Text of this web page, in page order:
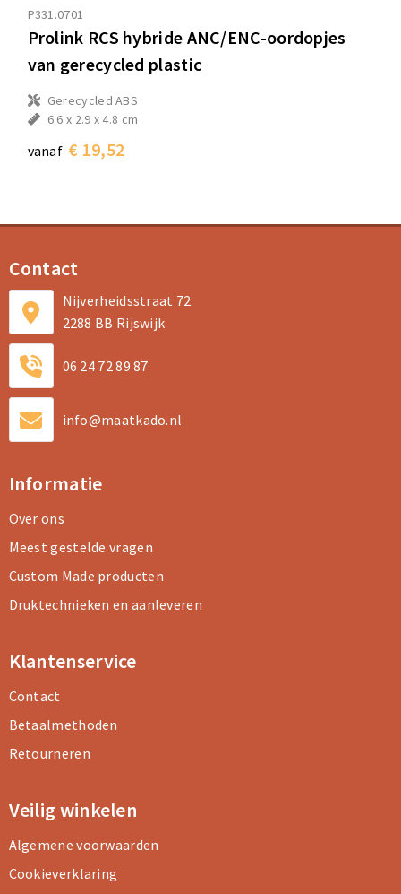
P331.0701
Prolink RCS hybride ANC/ENC-oordopjes
van gerecycled plastic
Gerecycled ABS
6.6 x 2.9 x 4.8 cm
vanaf € 19,52
Contact
Nijverheidsstraat 72
2288 BB Rijswijk
06 24 72 89 87
info@maatkado.nl
Informatie
Over ons
Meest gestelde vragen
Custom Made producten
Druktechnieken en aanleveren
Klantenservice
Contact
Betaalmethoden
Retourneren
Veilig winkelen
Algemene voorwaarden
Cookieverklaring